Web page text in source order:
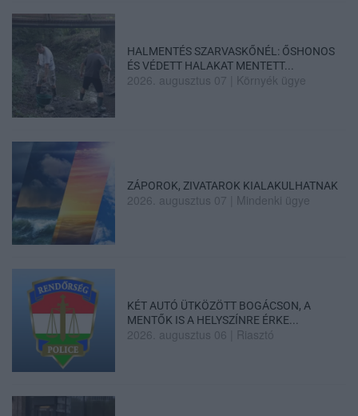
HALMENTÉS SZARVASKŐNÉL: ŐSHONOS
ÉS VÉDETT HALAKAT MENTETT...
2026. augusztus 07 Környék ügye
ZÁPOROK, ZIVATAROK KIALAKULHATNAK
2026. augusztus 07 Mindenki ügye
KÉT AUTÓ ÜTKÖZÖTT BOGÁCSON, A
MENTŐK IS A HELYSZÍNRE ÉRKE...
2026. augusztus 06 Riasztó